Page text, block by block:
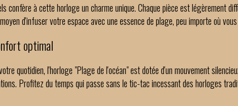
confère à cette horloge un charme unique. Chaque pièce est légèrement
d'infuser votre espace avec une essence de plage, peu importe où
optimal
quotidien, l'horloge "Plage de l'océan" est dotée d'un mouvement
Profitez du temps qui passe sans le tic-tac incessant des horloges